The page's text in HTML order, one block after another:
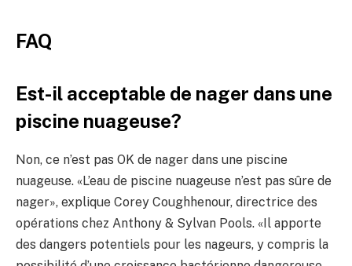
FAQ
Est-il acceptable de nager dans une
piscine nuageuse?
Non, ce n’est pas OK de nager dans une piscine
nuageuse. «L’eau de piscine nuageuse n’est pas sûre de
nager», explique Corey Coughhenour, directrice des
opérations chez Anthony & Sylvan Pools. «Il apporte
des dangers potentiels pour les nageurs, y compris la